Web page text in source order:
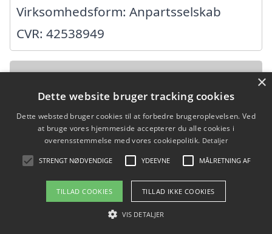
Virksomhedsform: Anpartsselskab
CVR: 42538949
A-designbyg
Humleløkken 13, 3700 Rønne
Ansatte: 0
Startdato: 24. januar 2008,
Virksomhedsform:
Enkeltmandsvirksomhed
×
Dette website bruger tracking cookies
Dette websted bruger cookies til at forbedre brugeroplevelsen. Ved
at bruge vores hjemmeside accepterer du alle cookies i
overensstemmelse med vores cookiepolitik. Detaljer
STRENGT NØDVENDIGE YDEEVNE MÅLRETNING AF
TILLAD COOKIES TILLAD IKKE COOKIES
VIS DETALJER